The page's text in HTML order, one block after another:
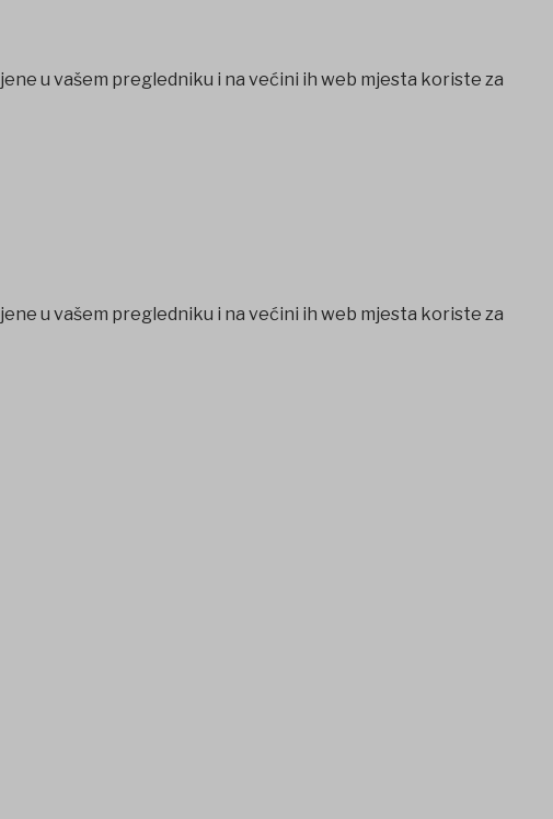
u vašem pregledniku i na većini ih web mjesta koriste za
u vašem pregledniku i na većini ih web mjesta koriste za